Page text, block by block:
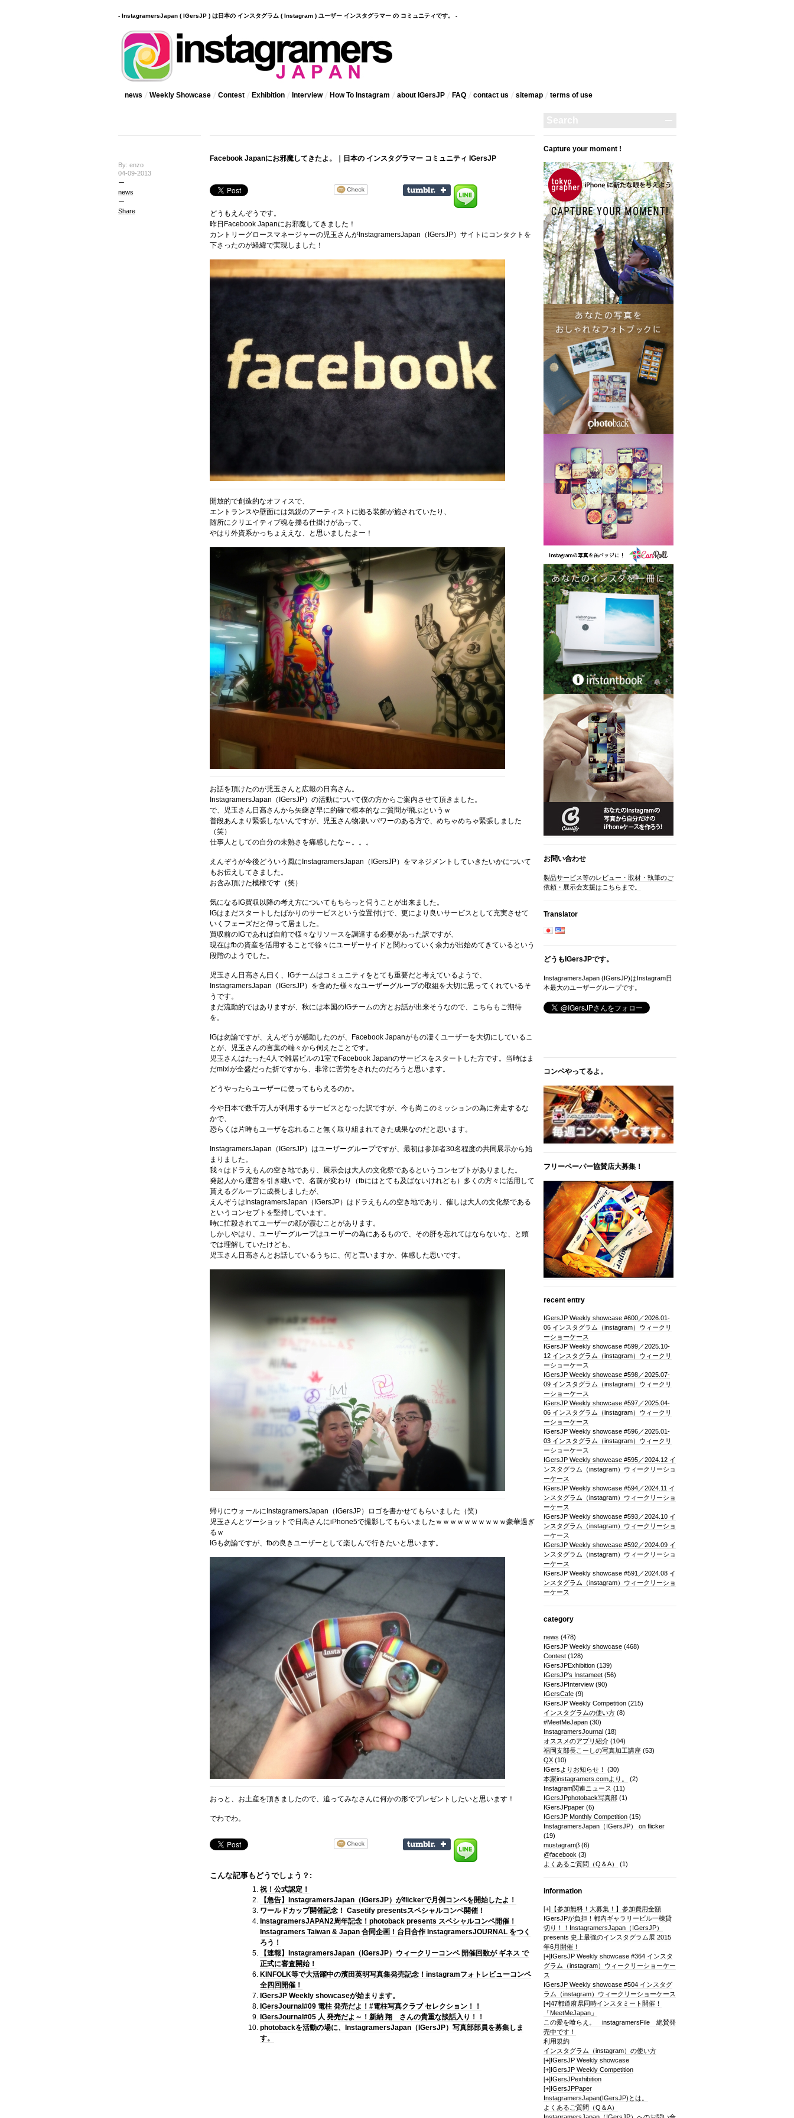
- InstagramersJapan ( IGersJP ) は日本の インスタグラム ( Instagram ) ユーザー インスタグラマー の コミュニティです。 -
news Weekly Showcase Contest Exhibition Interview How To Instagram about IGersJP FAQ contact us sitemap terms‎ of use
By: enzo
04-09-2013
news
Share
Facebook Japanにお邪魔してきたよ。｜日本の インスタグラマー コミュニティ IGersJP
どうもえんぞうです。
昨日Facebook Japanにお邪魔してきました！
カントリーグロースマネージャーの児玉さんがInstagramersJapan（ IGersJP）サイトにコンタクトを
下さったのが経緯で実現しました！
開放的で創造的なオフィスで、
エントランスや壁面には気鋭のアーティストに拠る装飾が施されていたり、
随所にクリエイティブ魂を擽る仕掛けがあって、
やはり外資系かっちょええな、と思いましたよー！
お話を頂けたのが児玉さんと広報の日高さん。
InstagramersJapan（IGersJP）の活動について僕の方からご案内させて頂きました。
で、児玉さん日高さんから矢継ぎ早に的確で根本的なご質問が飛ぶというｗ
普段あんまり緊張しないんですが、児玉さん物凄いパワーのある方で、めちゃめちゃ緊張しました
（笑）
仕事人としての自分の未熟さを痛感したな～。。。
えんぞうが今後どういう風にInstagramersJapan（IGersJP）をマネジメントしていきたいかについて
もお伝えしてきました。
お含み頂けた模様です（笑）
気になるIG買収以降の考え方についてもちらっと伺うことが出来ました。
IGはまだスタートしたばかりのサービスという位置付けで、更により良いサービスとして充実させて
いくフェーズだと仰って居ました。
買収前のIGであれば自前で様々なリソースを調達する必要があった訳ですが、
現在はfbの資産を活用することで徐々にユーザーサイドと関わっていく余力が出始めてきているという
段階のようでした。
児玉さん日高さん曰く、IGチームはコミュニティをとても重要だと考えているようで、
InstagramersJapan（IGersJP）を含めた様々なユーザーグループの取組を大切に思ってくれているそ
うです。
まだ流動的ではありますが、秋には本国のIGチームの方とお話が出来そうなので、こちらもご期待
を。
IGは勿論ですが、えんぞうが感動したのが、Facebook Japanがもの凄くユーザーを大切にしているこ
とが、児玉さんの言葉の端々から伺えたことです。
児玉さんはたった4人で雑居ビルの1室でFacebook Japanのサービスをスタートした方です。当時はま
だmixiが全盛だった折ですから、非常に苦労をされたのだろうと思います。
どうやったらユーザーに使ってもらえるのか。
今や日本で数千万人が利用するサービスとなった訳ですが、今も尚このミッションの為に奔走するな
かで、
恐らくは片時もユーザを忘れること無く取り組まれてきた成果なのだと思います。
InstagramersJapan（IGersJP）はユーザーグループですが、最初は参加者30名程度の共同展示から始
まりました。
我々はドラえもんの空き地であり、展示会は大人の文化祭であるというコンセプトがありました。
発起人から運営を引き継いで、名前が変わり（fbにはとても及ばないけれども）多くの方々に活用して
貰えるグループに成長しましたが、
えんぞうはInstagramersJapan（IGersJP）はドラえもんの空き地であり、催しは大人の文化祭である
というコンセプトを堅持しています。
時に忙殺されてユーザーの顔が霞むことがあります。
しかしやはり、ユーザーグループはユーザーの為にあるもので、その肝を忘れてはならないな、と頭
では理解していたけども、
児玉さん日高さんとお話しているうちに、何と言いますか、体感した思いです。
帰りにウォールにInstagramersJapan（IGersJP）ロゴを書かせてもらいました（笑）
児玉さんとツーショットで日高さんにiPhone5で撮影してもらいましたｗｗｗｗｗｗｗｗｗｗ豪華過ぎ
るｗ
IGも勿論ですが、fbの良きユーザーとして楽しんで行きたいと思います。
おっと、お土産を頂きましたので、追ってみなさんに何かの形でプレゼントしたいと思います！
でわでわ。
こんな記事もどうでしょう？:
祝！公式認定！
【急告】InstagramersJapan（IGersJP）がflickerで月例コンペを開始したよ！
ワールドカップ開催記念！ Casetify presentsスペシャルコンペ開催！
InstagramersJAPAN2周年記念！photoback presents スペシャルコンペ開催！
Instagramers Taiwan & Japan 合同企画！台日合作 InstagramersJOURNAL をつく
ろう！
【速報】InstagramersJapan（IGersJP）ウィークリーコンペ 開催回数が ギネス で
正式に審査開始！
KINFOLK等で大活躍中の濱田英明写真集発売記念！instagramフォトレビューコンペ
全四回開催！
IGersJP Weekly showcaseが始まります。
IGersJournal#09 電柱 発売だよ！#電柱写真クラブ セレクション！！
IGersJournal#05 人 発売だよ～！新納 翔 さんの貴重な談話入り！！
photobackを活動の場に、InstagramersJapan（IGersJP）写真部部員を募集しま
す。
Capture your moment !
お問い合わせ
製品サービス等のレビュー・取材・執筆のご
依頼・展示会支援はこちらまで。
Translator
どうもIGersJPです。
InstagramersJapan (IGersJP)はInstagram日
本最大のユーザーグループです。
コンペやってるよ。
フリーペーパー協賛店大募集！
recent entry
IGersJP Weekly showcase #600／2026.01-
06 インスタグラム（instagram）ウィークリ
ーショーケース
IGersJP Weekly showcase #599／2025.10-
12 インスタグラム（instagram）ウィークリ
ーショーケース
IGersJP Weekly showcase #598／2025.07-
09 インスタグラム（instagram）ウィークリ
ーショーケース
IGersJP Weekly showcase #597／2025.04-
06 インスタグラム（instagram）ウィークリ
ーショーケース
IGersJP Weekly showcase #596／2025.01-
03 インスタグラム（instagram）ウィークリ
ーショーケース
IGersJP Weekly showcase #595／2024.12 イ
ンスタグラム（instagram）ウィークリーショ
ーケース
IGersJP Weekly showcase #594／2024.11 イ
ンスタグラム（instagram）ウィークリーショ
ーケース
IGersJP Weekly showcase #593／2024.10 イ
ンスタグラム（instagram）ウィークリーショ
ーケース
IGersJP Weekly showcase #592／2024.09 イ
ンスタグラム（instagram）ウィークリーショ
ーケース
IGersJP Weekly showcase #591／2024.08 イ
ンスタグラム（instagram）ウィークリーショ
ーケース
category
news (478)
IGersJP Weekly showcase(468)
Contest(128)
IGersJPExhibition(139)
IGersJP's Instameet(56)
IGersJPInterview(90)
IGersCafe(9)
IGersJP Weekly Competition(215)
インスタグラムの使い方(8)
#MeetMeJapan(30)
InstagramersJournal(18)
オススメのアプリ紹介(104)
福岡支部長こーしの写真加工講座(53)
QX(10)
IGersよりお知らせ！
(30)
本家instagramers.comより。
(2)
Instagram関連ニュース (11)
IGersJPphotoback写真部(1)
IGersJPpaper(6)
IGersJP Monthly Competition(15)
InstagramersJapan（IGersJP） on flicker
(19)
mustagramβ(6)
@facebook (3)
よくあるご質問（Q＆A）
(1)
information
[+]【参加無料！大募集！】参加費用全額
IGersJPが負担！都内ギャラリービル一棟貸
切り！！InstagramersJapan（IGersJP）
presents 史上最強のインスタグラム展 2015
年6月開催！
[+]IGersJP Weekly showcase #364 インスタ
グラム（instagram）ウィークリーショーケー
ス
IGersJP Weekly showcase #504 インスタグ
ラム（instagram）ウィークリーショーケース
[+]47都道府県同時インスタミート開催！
「MeetMeJapan」
この愛を喰らえ。 instagramersFile 絶賛発
売中です！
利用規約
インスタグラム（instagram）の使い方
[+]IGersJP Weekly showcase
[+]IGersJP Weekly Competition
[+]IGersJPexhibition
[+]IGersJPPaper
InstagramersJapan(IGersJP)とは。
よくあるご質問（Q＆A）